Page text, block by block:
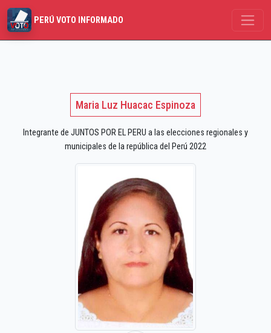
PERÚ VOTO INFORMADO
Maria Luz Huacac Espinoza
Integrante de JUNTOS POR EL PERU a las elecciones regionales y
municipales de la república del Perú 2022